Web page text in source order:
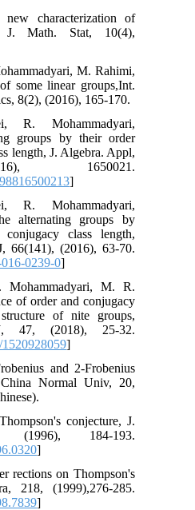
new characterization of
J. Math. Stat, 10(4),
M. Rahimi,
of some linear groups,Int.
8(2), (2016), 165-170.
R. Mohammadyari,
groups by their order
length, J. Algebra. Appl,
1650021.
R. Mohammadyari,
alternating groups by
conjugacy class length,
66(141), (2016), 63-70.
016-0239-0
Mohammadyari, M. R.
of order and conjugacy
of nite groups,
47, (2018), 25-32.
1520928059
and 2-Frobenius
China Normal Univ, 20,
conjecture, J.
(1996), 184-193.
rections on Thompson's
218, (1999),276-285.